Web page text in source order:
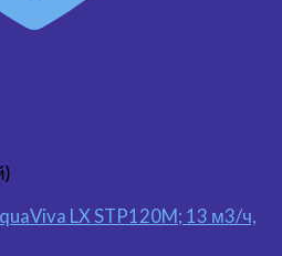
LX STP120M; 13 м3/ч,